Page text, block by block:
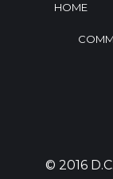
HOME
© 2016